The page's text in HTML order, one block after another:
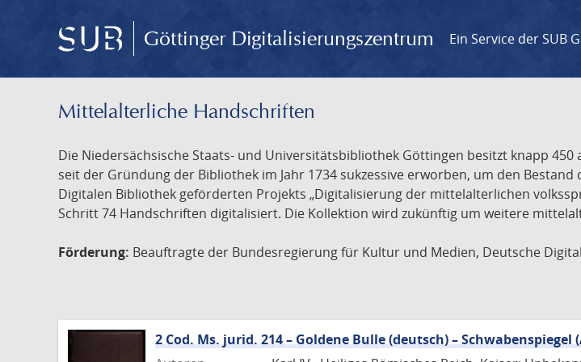
Göttinger Digitalisierungszentrum Ein Service der SUB
Mittelalterliche Handschriften
Die Niedersächsische Staats- und Universitätsbibliothek Göttingen besitzt knapp
seit der Gründung der Bibliothek im Jahr 1734 sukzessive erworben, um den
Digitalen Bibliothek geförderten Projekts „Digitalisierung der mittelalterlichen
Schritt 74 Handschriften digitalisiert. Die Kollektion wird zukünftig um weitere
Förderung: Beauftragte der Bundesregierung für Kultur und Medien, Deutsche
2 Cod. Ms. jurid. 214 – Goldene Bulle (deutsch) – Schwabenspiegel